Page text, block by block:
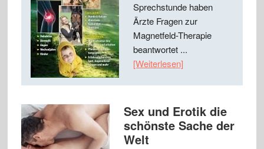
Sprechstunde haben
Ärzte Fragen zur
Magnetfeld-Therapie
beantwortet ...
[Weiterlesen]
Sex und Erotik die
schönste Sache der
Welt